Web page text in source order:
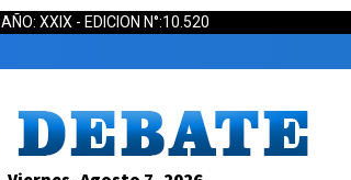
AÑO: XXIX - EDICION N°:10.520